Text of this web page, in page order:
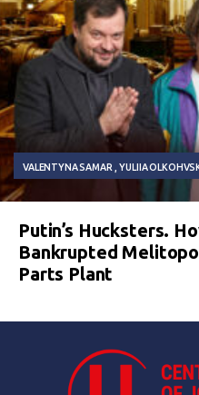
VALENTYNA SAMAR YULIIA
Putin’s Hucksters.
Bankrupted
Parts Plant